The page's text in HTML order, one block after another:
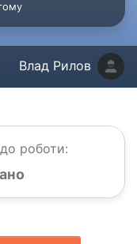
Влад Рилов
роботи: